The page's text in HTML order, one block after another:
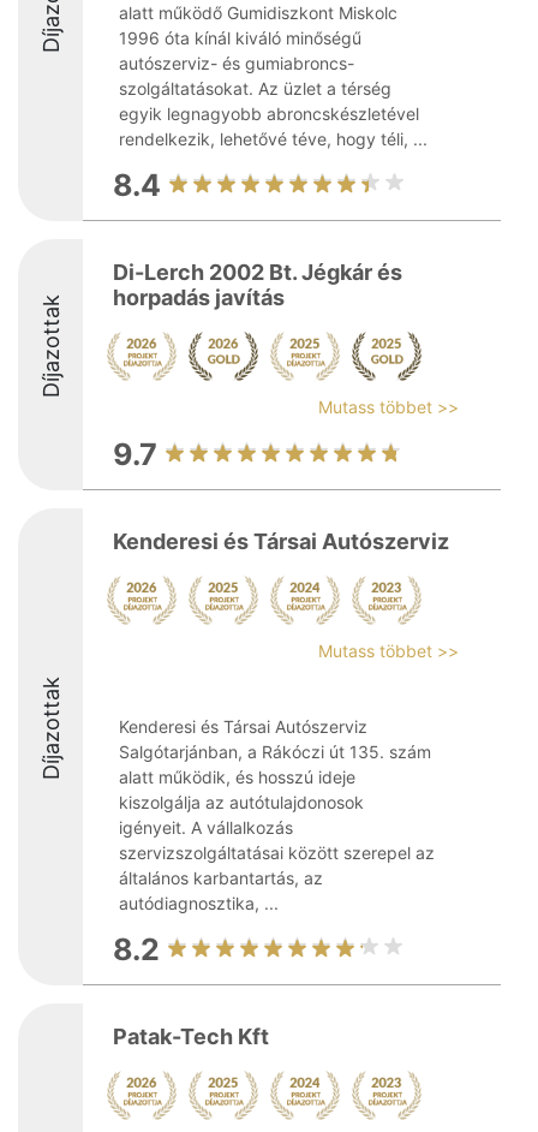
alatt működő Gumidiszkont Miskolc
1996 óta kínál kiváló minőségű
autószerviz- és gumiabroncs-
szolgáltatásokat. Az üzlet a térség
egyik legnagyobb abroncskészletével
rendelkezik, lehetővé téve, hogy téli, ...
8.4
Díjazottak
Di-Lerch 2002 Bt. Jégkár és
horpadás javítás
Mutass többet >>
9.7
Díjazottak
Kenderesi és Társai Autószerviz
Mutass többet >>
Kenderesi és Társai Autószerviz
Salgótarjánban, a Rákóczi út 135. szám
alatt működik, és hosszú ideje
kiszolgálja az autótulajdonosok
igényeit. A vállalkozás
szervizszolgáltatásai között szerepel az
általános karbantartás, az
autódiagnosztika, ...
8.2
Patak-Tech Kft